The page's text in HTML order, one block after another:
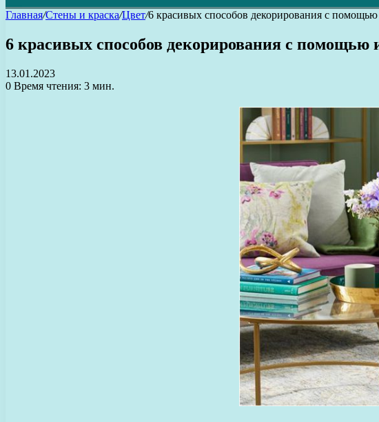
Главная/Стены и краска/Цвет/6 красивых способов декорирования с помощью
6 красивых способов декорирования с помощью
13.01.2023
0 Время чтения: 3 мин.